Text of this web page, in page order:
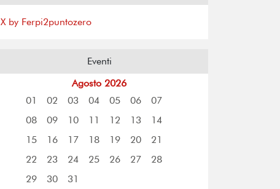
X by Ferpi2puntozero
Eventi
Agosto 2026
01
02 03 04 05 06
07
08
09 10 11 12 13
14
15
16 17 18 19 20
21
22
23 24 25 26 27
28
29
30 31